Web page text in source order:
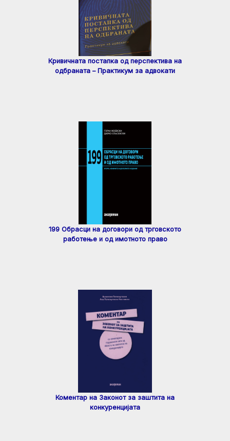
Кривичната постапка од перспектива на
одбраната – Практикум за адвокати
199 Обрасци на договори од трговското
работење и од имотното право
Коментар на Законот за заштита на
конкуренцијата